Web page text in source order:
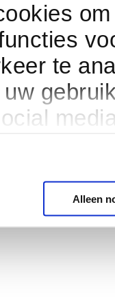
te
Alleen